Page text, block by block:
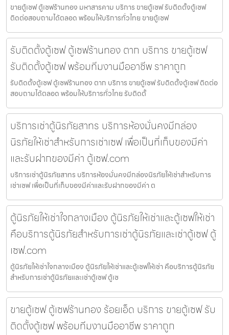
ขายตู้เซฟ ตู้เซฟร้านทอง มหาสารคาม บริการ ขายตู้เซฟ รับติดตั้งตู้เซฟ
ติดต่อสอบถามได้ตลอด พร้อมให้บริการทั่วไทย ขายตู้เซฟ
รับติดตั้งตู้เซฟ ตู้เซฟร้านทอง ตาก บริการ ขายตู้เซฟ
รับติดตั้งตู้เซฟ พร้อมทีมงานมืออาชีพ ราคาถูก
รับติดตั้งตู้เซฟ ตู้เซฟร้านทอง ตาก บริการ ขายตู้เซฟ รับติดตั้งตู้เซฟ ติดต่อ
สอบถามได้ตลอด พร้อมให้บริการทั่วไทย รับติดตั้
บริการเช่าตู้นิรภัยสาทร บริการห้องมั่นคงมีกล่อง
นิรภัยให้เช่าสำหรับการเช่าเซฟ เพื่อเป็นที่เก็บของมีค่า
และรับฝากของมีค่า ตู้เซฟ.com
บริการเช่าตู้นิรภัยสาทร บริการห้องมั่นคงมีกล่องนิรภัยให้เช่าสำหรับการ
เช่าเซฟ เพื่อเป็นที่เก็บของมีค่าและรับฝากของมีค่า ต
ตู้นิรภัยให้เช่าใจกลางเมือง ตู้นิรภัยให้เช่าและตู้เซฟให้เช่า
คือบริการตู้นิรภัยสำหรับการเช่าตู้นิรภัยและเช่าตู้เซฟ ตู้
เซฟ.com
ตู้นิรภัยให้เช่าใจกลางเมือง ตู้นิรภัยให้เช่าและตู้เซฟให้เช่า คือบริการตู้นิรภัย
สำหรับการเช่าตู้นิรภัยและเช่าตู้เซฟ ตู้เซ
ขายตู้เซฟ ตู้เซฟร้านทอง ร้อยเอ็ด บริการ ขายตู้เซฟ รับ
ติดตั้งตู้เซฟ พร้อมทีมงานมืออาชีพ ราคาถูก